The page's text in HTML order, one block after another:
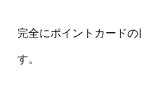
完全にポイントカード
す。